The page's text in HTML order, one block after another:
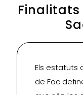
Finalitats
Els estatuts
de Foc